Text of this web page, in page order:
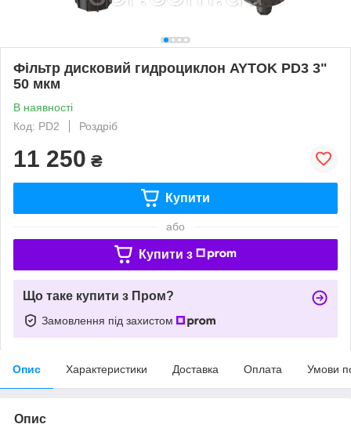
Фільтр дисковий гидроциклон AYTOK PD3 3"
50 мкм
В наявності
Код: PD2
Роздріб
11 250 ₴
Купити
або
Купити з
Що таке купити з Пром?
Замовлення під захистом
Опис Характеристики Доставка Оплата Умови
Опис